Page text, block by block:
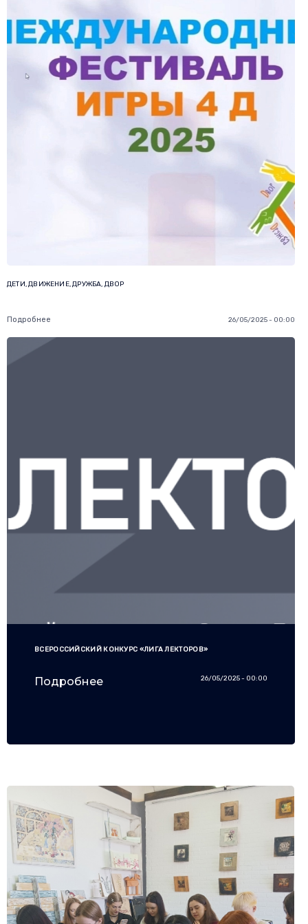
ДЕТИ, ДВИЖЕНИЕ, ДРУЖБА, ДВОР
Подробнее 26/05/2025 - 00:00
ВСЕРОССИЙСКИЙ КОНКУРС «ЛИГА ЛЕКТОРОВ»
Подробнее 26/05/2025 - 00:00